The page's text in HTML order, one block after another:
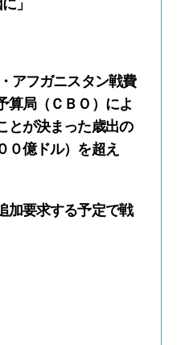
」
アフガニスタン戦費
算局（ＣＢＯ）によ
とが決まった歳出の
０億ドル）を超え
加要求する予定で戦